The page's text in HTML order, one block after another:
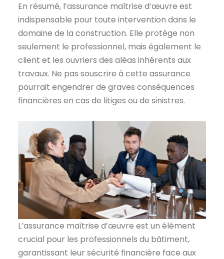
En résumé, l’assurance maîtrise d’œuvre est
indispensable pour toute intervention dans le
domaine de la construction. Elle protège non
seulement le professionnel, mais également le
client et les ouvriers des aléas inhérents aux
travaux. Ne pas souscrire à cette assurance
pourrait engendrer de graves conséquences
financières en cas de litiges ou de sinistres.
L’assurance maîtrise d’œuvre est un élément
crucial pour les professionnels du bâtiment,
garantissant leur sécurité financière face aux